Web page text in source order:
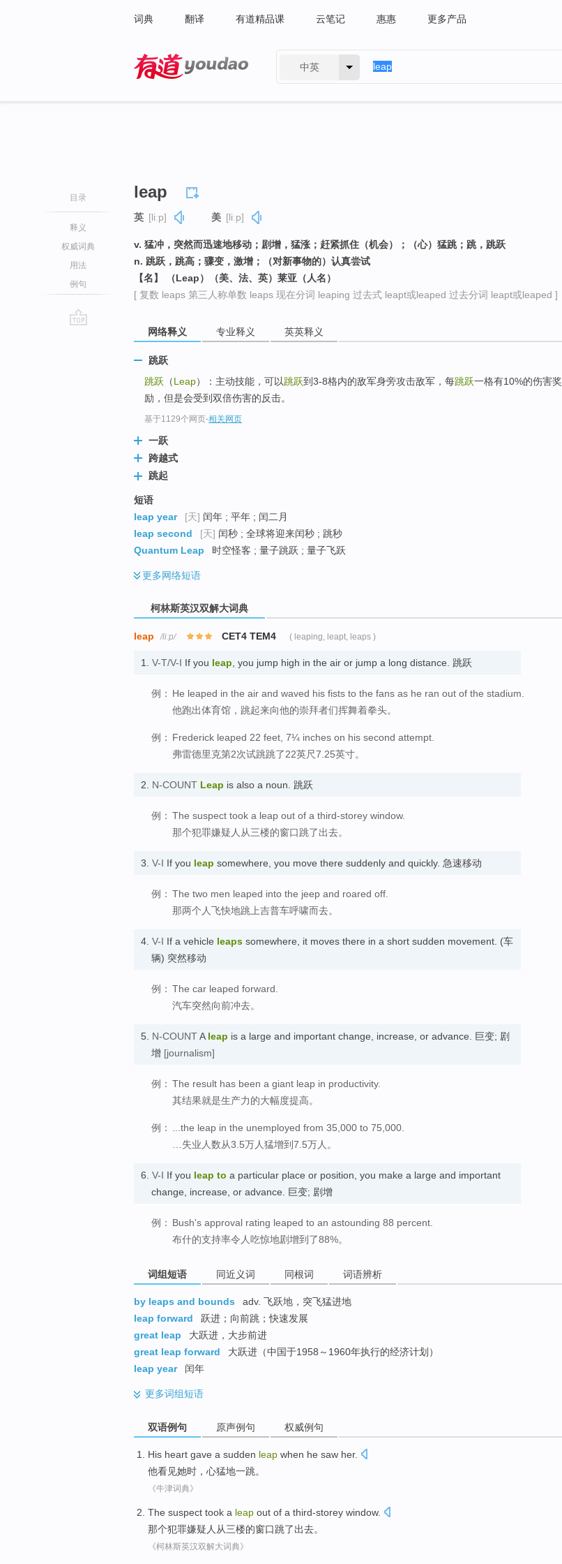
词典 翻译 有道精品课 云笔记 惠惠 更多产品
中英
目录
释义
权威词典
用法
例句
leap
英 [liːp] 美 [liːp]
v. 猛冲，突然而迅速地移动；剧增，猛涨；赶紧抓住（机会）；（心）猛跳；跳，跳跃
n. 跳跃，跳高；骤变，激增；（对新事物的）认真尝试
【名】 （Leap）（美、法、英）莱亚（人名）
[ 复数 leaps 第三人称单数 leaps 现在分词 leaping 过去式 leapt或leaped 过去分词 leapt或leaped ]
网络释义 专业释义 英英释义
跳跃
跳跃 （Leap）：主动技能，可以跳跃到3-8格内的敌军身旁攻击敌军，每跳跃一格有10%的伤害奖
励，但是会受到双倍伤害的反击。
基于1129个网页-相关网页
一跃
跨越式
跳起
短语
leap year
[天] 闰年 ; 平年 ; 闰二月
leap second
[天] 闰秒 ; 全球将迎来闰秒 ; 跳秒
Quantum Leap
时空怪客 ; 量子跳跃 ; 量子飞跃
更多网络短语
柯林斯英汉双解大词典
leap /liːp/ CET4 TEM4 ( leaping, leapt, leaps )
1. V-T/V-I If you leap , you jump high in the air or jump a long distance. 跳跃
例： He leaped in the air and waved his fists to the fans as he ran out of the stadium.
他跑出体育馆，跳起来向他的崇拜者们挥舞着拳头。
例： Frederick leaped 22 feet, 7¼ inches on his second attempt.
弗雷德里克第2次试跳跳了22英尺7.25英寸。
2. N-COUNT Leap is also a noun. 跳跃
例： The suspect took a leap out of a third-storey window.
那个犯罪嫌疑人从三楼的窗口跳了出去。
3. V-I If you leap somewhere, you move there suddenly and quickly. 急速移动
例： The two men leaped into the jeep and roared off.
那两个人飞快地跳上吉普车呼啸而去。
4. V-I If a vehicle leaps somewhere, it moves there in a short sudden movement. (车
辆) 突然移动
例： The car leaped forward.
汽车突然向前冲去。
5. N-COUNTA leap is a large and important change, increase, or advance. 巨变; 剧
增 [journalism]
例： The result has been a giant leap in productivity.
其结果就是生产力的大幅度提高。
例：
...the leap in the unemployed from 35,000 to 75,000.
…失业人数从3.5万人猛增到7.5万人。
6. V-I If you leap to a particular place or position, you make a large and important
change, increase, or advance. 巨变; 剧增
例： Bush's approval rating leaped to an astounding 88 percent.
布什的支持率令人吃惊地剧增到了88%。
词组短语 同近义词 同根词 词语辨析
by leaps and bounds
adv. 飞跃地，突飞猛进地
leap forward
跃进；向前跳；快速发展
great leap
大跃进，大步前进
great leap forward
大跃进（中国于1958～1960年执行的经济计划）
leap year
闰年
更多词组短语
双语例句 原声例句 权威例句
His heart gave a sudden leap when he saw her.
他看见她时， 心猛地一跳。
《牛津词典》
The suspect took a leap out of a third-storey window.
那个犯罪嫌疑人 从三楼的窗口跳了出去。
《柯林斯英汉双解大词典》